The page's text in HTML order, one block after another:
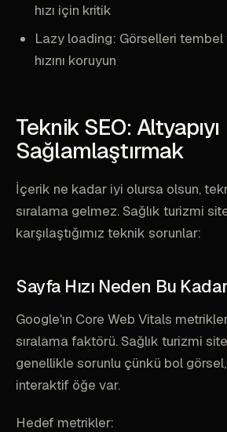
hızı için kritik
Lazy loading: Görselleri
hızını koruyun
Teknik SEO: Altyapıyı
Sağlamlaştırmak
İçerik ne kadar iyi olursa olsun,
sıralama gelmez. Sağlık turizmi
karşılaştığımız teknik sorunlar:
Sayfa Hızı Neden Bu
Google'ın Core Web Vitals
sıralama faktörü. Sağlık turizmi
genellikle sorunlu çünkü bol
interaktif öğe var.
Hedef metrikler: